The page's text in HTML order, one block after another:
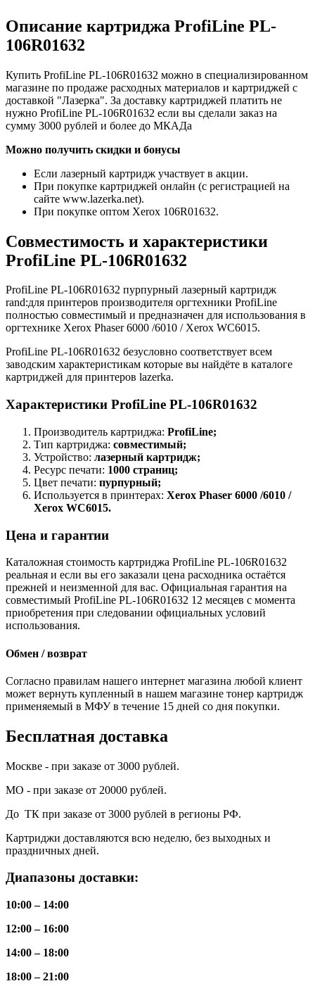
Описание картриджа ProfiLine PL-
106R01632
Купить ProfiLine PL-106R01632 можно в специализированном
магазине по продаже расходных материалов и картриджей с
доставкой "Лазерка". За доставку картриджей платить не
нужно ProfiLine PL-106R01632 если вы сделали заказ на
сумму 3000 рублей и более до МКАДа
Можно получить скидки и бонусы
Если лазерный картридж участвует в акции.
При покупке картриджей онлайн (с регистрацией на
сайте www.lazerka.net).
При покупке оптом Xerox 106R01632.
Совместимость и характеристики
ProfiLine PL-106R01632
ProfiLine PL-106R01632 пурпурный лазерный картридж
rand:для принтеров производителя оргтехники ProfiLine
полностью совместимый и предназначен для использования в
оргтехнике Xerox Phaser 6000 /6010 / Xerox WC6015.
ProfiLine PL-106R01632 безусловно соответствует всем
заводским характеристикам которые вы найдёте в каталоге
картриджей для принтеров lazerka.
Характеристики ProfiLine PL-106R01632
Производитель картриджа: ProfiLine;
Тип картриджа: совместимый;
Устройство: лазерный картридж;
Ресурс печати: 1000 страниц;
Цвет печати: пурпурный;
Используется в принтерах: Xerox Phaser 6000 /6010 /
Xerox WC6015.
Цена и гарантии
Каталожная стоимость картриджа ProfiLine PL-106R01632
реальная и если вы его заказали цена расходника остаётся
прежней и неизменной для вас. Официальная гарантия на
совместимый ProfiLine PL-106R01632 12 месяцев с момента
приобретения при следовании официальных условий
использования.
Обмен / возврат
Согласно правилам нашего интернет магазина любой клиент
может вернуть купленный в нашем магазине тонер картридж
применяемый в МФУ в течение 15 дней со дня покупки.
Бесплатная доставка
Москве - при заказе от 3000 рублей.
МО - при заказе от 20000 рублей.
До ТК при заказе от 3000 рублей в регионы РФ.
Картриджи доставляются всю неделю, без выходных и
праздничных дней.
Диапазоны доставки:
10:00 – 14:00
12:00 – 16:00
14:00 – 18:00
18:00 – 21:00